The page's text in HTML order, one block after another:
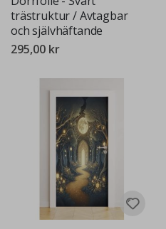
trästruktur / Avtagbar
och självhäftande
295,00 kr